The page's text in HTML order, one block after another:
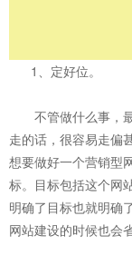
1、定好位。
不管做什么事，最
走的话，很容易走偏
想要做好一个营销型
标。目标包括这个网
明确了目标也就明确
网站建设的时候也会